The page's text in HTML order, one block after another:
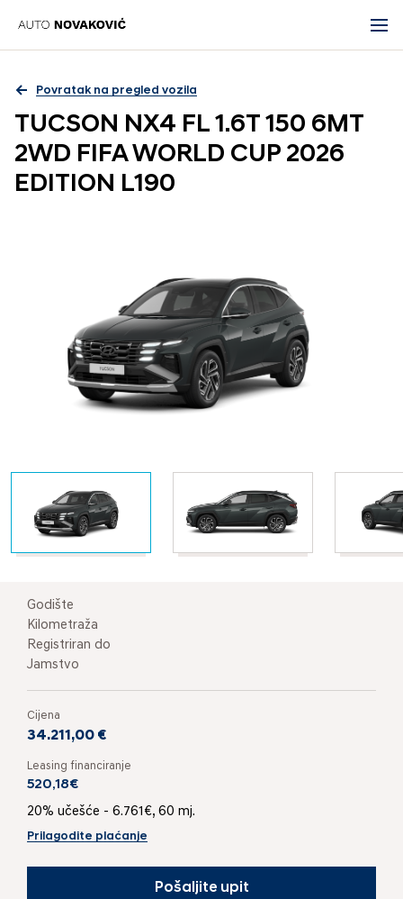
Povratak na pregled vozila
TUCSON NX4 FL 1.6T 150 6MT
2WD FIFA WORLD CUP 2026
EDITION L190
Godište
Kilometraža
Registriran do
Jamstvo
Cijena
34.211,00 €
Leasing financiranje
520,18€
20% učešće - 6.761€, 60 mj.
Prilagodite plaćanje
Pošaljite upit